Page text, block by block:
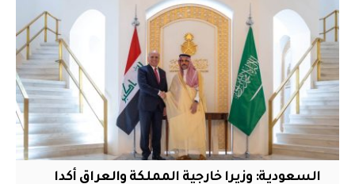
‏ السعودية: وزيرا خارجية المملكة والعراق أكدا